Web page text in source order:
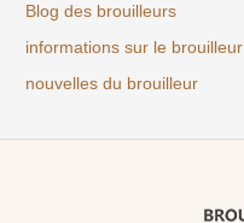
Blog des brouilleurs
informations sur le brouilleur
nouvelles du brouilleur